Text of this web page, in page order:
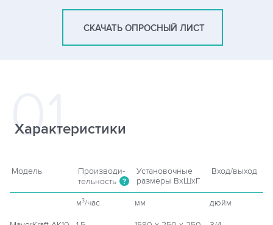
СКАЧАТЬ ОПРОСНЫЙ ЛИСТ
Характеристики
Модель Производи- Установочные
Вход/выход
тельность
? размеры ВхШхГ
м3/час мм дюйм